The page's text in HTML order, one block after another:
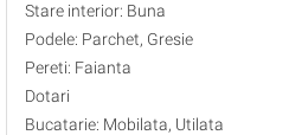
Stare interior: Buna
Podele: Parchet, Gresie
Pereti: Faianta
Dotari
Bucatarie: Mobilata, Utilata